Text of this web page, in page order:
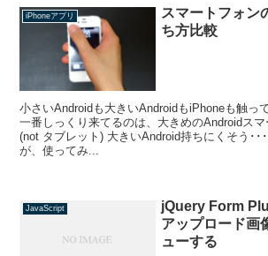
iPhoneアプリ
スマートフォン
ち方比較
小さいAndroidも大きいAndroidもiPhoneも触っ
一番しっくり来てるのは、大きめのAndroidスマ
(not タブレット) 大きいAndroid持ちにくそう･･
が、使ってみ...
JavaScript
jQuery Form
アップロード画
ューする